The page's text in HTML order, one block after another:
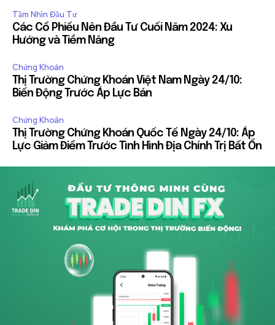
Tầm Nhìn Đầu Tư
Các Cổ Phiếu Nên Đầu Tư Cuối Năm 2024: Xu
Hướng và Tiềm Năng
Chứng Khoán
Thị Trường Chứng Khoán Việt Nam Ngày 24/10:
Biến Động Trước Áp Lực Bán
Chứng Khoán
Thị Trường Chứng Khoán Quốc Tế Ngày 24/10: Áp
Lực Giảm Điểm Trước Tình Hình Địa Chính Trị Bất Ổn